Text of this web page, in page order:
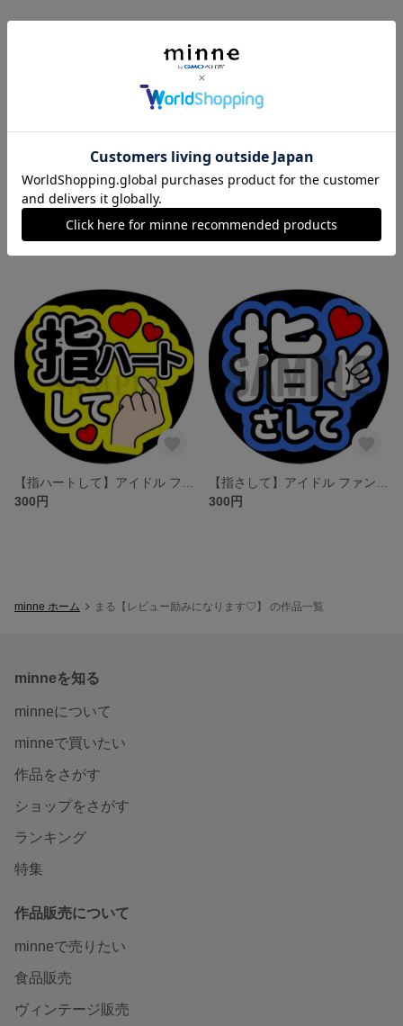
300円
300円
300円
minne ホーム まる【レビュー励みになります♡】 の作品一覧
minneを知る
minneについて
minneで買いたい
作品をさがす
ショップをさがす
ランキング
特集
作品販売について
minneで売りたい
食品販売
ヴィンテージ販売